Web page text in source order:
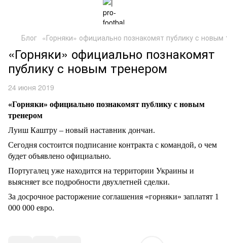
Блог «Горняки» официально познакомят публику с новым
«Горняки» официально познакомят
публику с новым тренером
24 июня 2019
«Горняки» официально познакомят публику с новым
тренером
Луиш Каштру – новый наставник дончан.
Сегодня состоится подписание контракта с командой, о чем
будет объявлено официально.
Португалец уже находится на территории Украины и
выясняет все подробности двухлетней сделки.
За досрочное расторжение соглашения «горняки» заплатят 1
000 000 евро.